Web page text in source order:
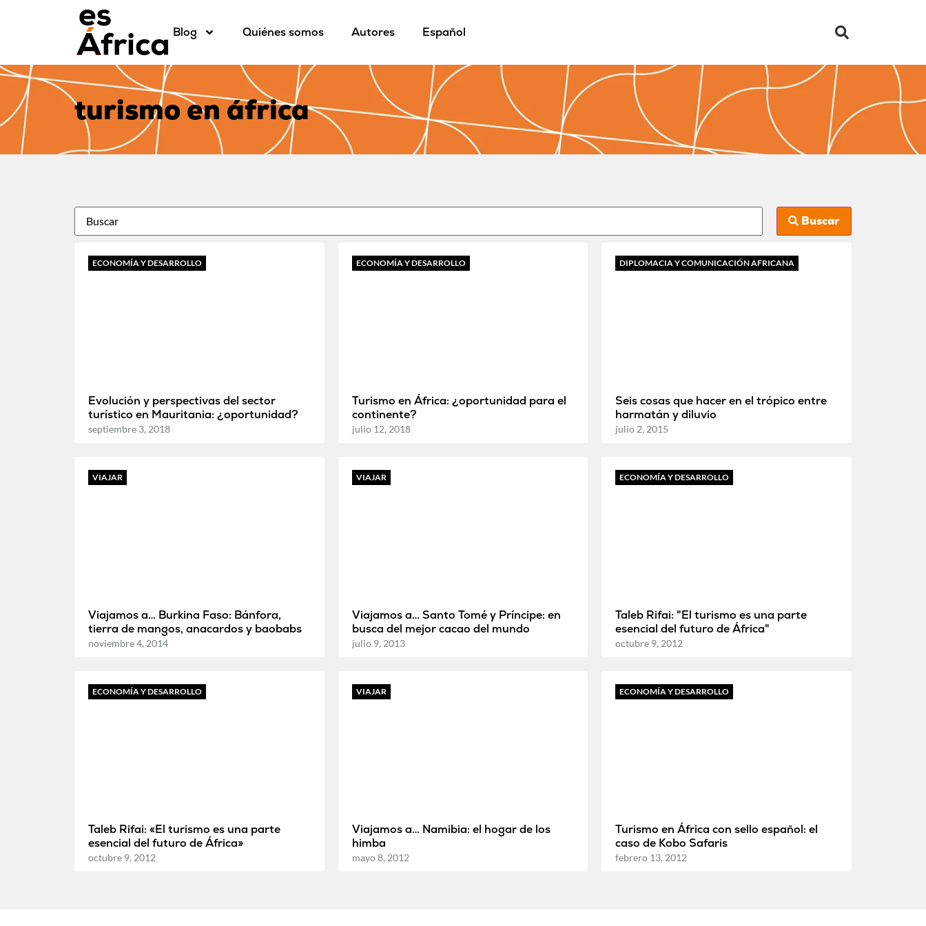
Blog Quiénes somos Autores Español
turismo en áfrica
Buscar
ECONOMÍA Y DESARROLLO
Evolución y perspectivas del sector
turístico en Mauritania: ¿oportunidad?
septiembre 3, 2018
ECONOMÍA Y DESARROLLO
Turismo en África: ¿oportunidad para el
continente?
julio 12, 2018
DIPLOMACIA Y COMUNICACIÓN AFRICANA
Seis cosas que hacer en el trópico entre
harmatán y diluvio
julio 2, 2015
VIAJAR
Viajamos a… Burkina Faso: Bánfora,
tierra de mangos, anacardos y baobabs
noviembre 4, 2014
VIAJAR
Viajamos a… Santo Tomé y Príncipe: en
busca del mejor cacao del mundo
julio 9, 2013
ECONOMÍA Y DESARROLLO
Taleb Rifai: "El turismo es una parte
esencial del futuro de África"
octubre 9, 2012
ECONOMÍA Y DESARROLLO
Taleb Rifai: «El turismo es una parte
esencial del futuro de África»
octubre 9, 2012
VIAJAR
Viajamos a… Namibia: el hogar de los
himba
mayo 8, 2012
ECONOMÍA Y DESARROLLO
Turismo en África con sello español: el
caso de Kobo Safaris
febrero 13, 2012